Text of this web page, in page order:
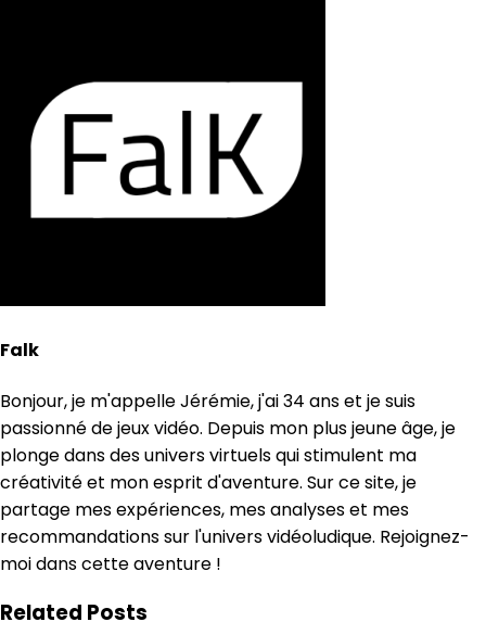
Falk
Bonjour, je m'appelle Jérémie, j'ai 34 ans et je suis
passionné de jeux vidéo. Depuis mon plus jeune âge, je
plonge dans des univers virtuels qui stimulent ma
créativité et mon esprit d'aventure. Sur ce site, je
partage mes expériences, mes analyses et mes
recommandations sur l'univers vidéoludique. Rejoignez-
moi dans cette aventure !
Related Posts